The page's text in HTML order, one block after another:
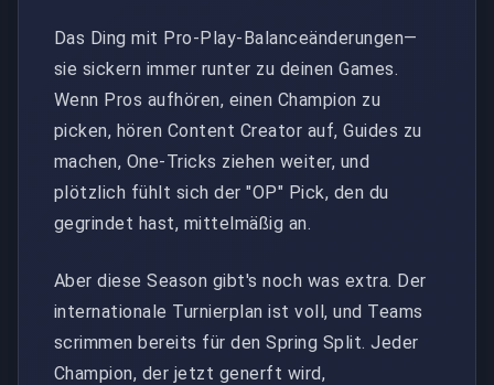
Das Ding mit Pro-Play-Balanceänderungen—
sie sickern immer runter zu deinen Games.
Wenn Pros aufhören, einen Champion zu
picken, hören Content Creator auf, Guides zu
machen, One-Tricks ziehen weiter, und
plötzlich fühlt sich der "OP" Pick, den du
gegrindet hast, mittelmäßig an.
Aber diese Season gibt's noch was extra. Der
internationale Turnierplan ist voll, und Teams
scrimmen bereits für den Spring Split. Jeder
Champion, der jetzt generft wird,